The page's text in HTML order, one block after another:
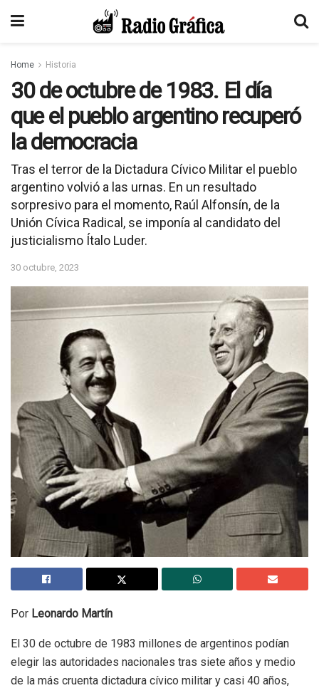
Home Historia
30 de octubre de 1983. El día
que el pueblo argentino recuperó
la democracia
Tras el terror de la Dictadura Cívico Militar el pueblo
argentino volvió a las urnas. En un resultado
sorpresivo para el momento, Raúl Alfonsín, de la
Unión Cívica Radical, se imponía al candidato del
justicialismo Ítalo Luder.
30 octubre, 2023
Por Leonardo Martín
El 30 de octubre de 1983 millones de argentinos podían
elegir las autoridades nacionales tras siete años y medio
de la más cruenta dictadura cívico militar y casi 40 años,